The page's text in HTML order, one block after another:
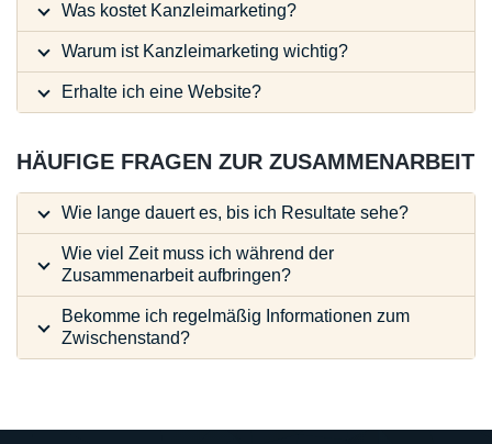
Was kostet Kanzleimarketing?
Warum ist Kanzleimarketing wichtig?
Erhalte ich eine Website?
HÄUFIGE FRAGEN ZUR ZUSAMMENARBEIT
Wie lange dauert es, bis ich Resultate sehe?
Wie viel Zeit muss ich während der
Zusammenarbeit aufbringen?
Bekomme ich regelmäßig Informationen zum
Zwischenstand?